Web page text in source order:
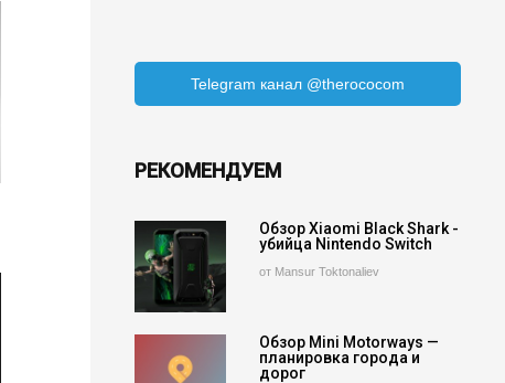
Telegram канал @therococom
РЕКОМЕНДУЕМ
Обзор Xiaomi Black Shark -
убийца Nintendo Switch
от Mansur Toktonaliev
Обзор Mini Motorways —
планировка города и
дорог